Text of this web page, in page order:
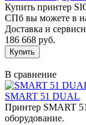
Купить принтер
СПб вы можете в
Доставка и
186 668 руб.
В сравнение
SMART 51 DUAL
Принтер SMART
оборудование.